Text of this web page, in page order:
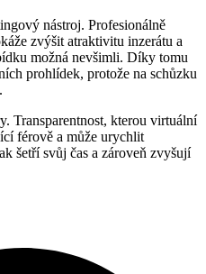
nástroj. Profesionálně
zvýšit atraktivitu inzerátu a
možná nevšimli. Díky tomu
prohlídek, protože na schůzku
Transparentnost, kterou virtuální
férově a může urychlit
šetří svůj čas a zároveň zvyšují